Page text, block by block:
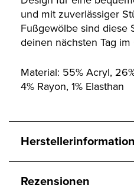
und mit zuverlässiger
Fußgewölbe sind diese
deinen nächsten Tag im
Material: 55% Acryl,
4% Rayon, 1% Elasthan
Rezensionen